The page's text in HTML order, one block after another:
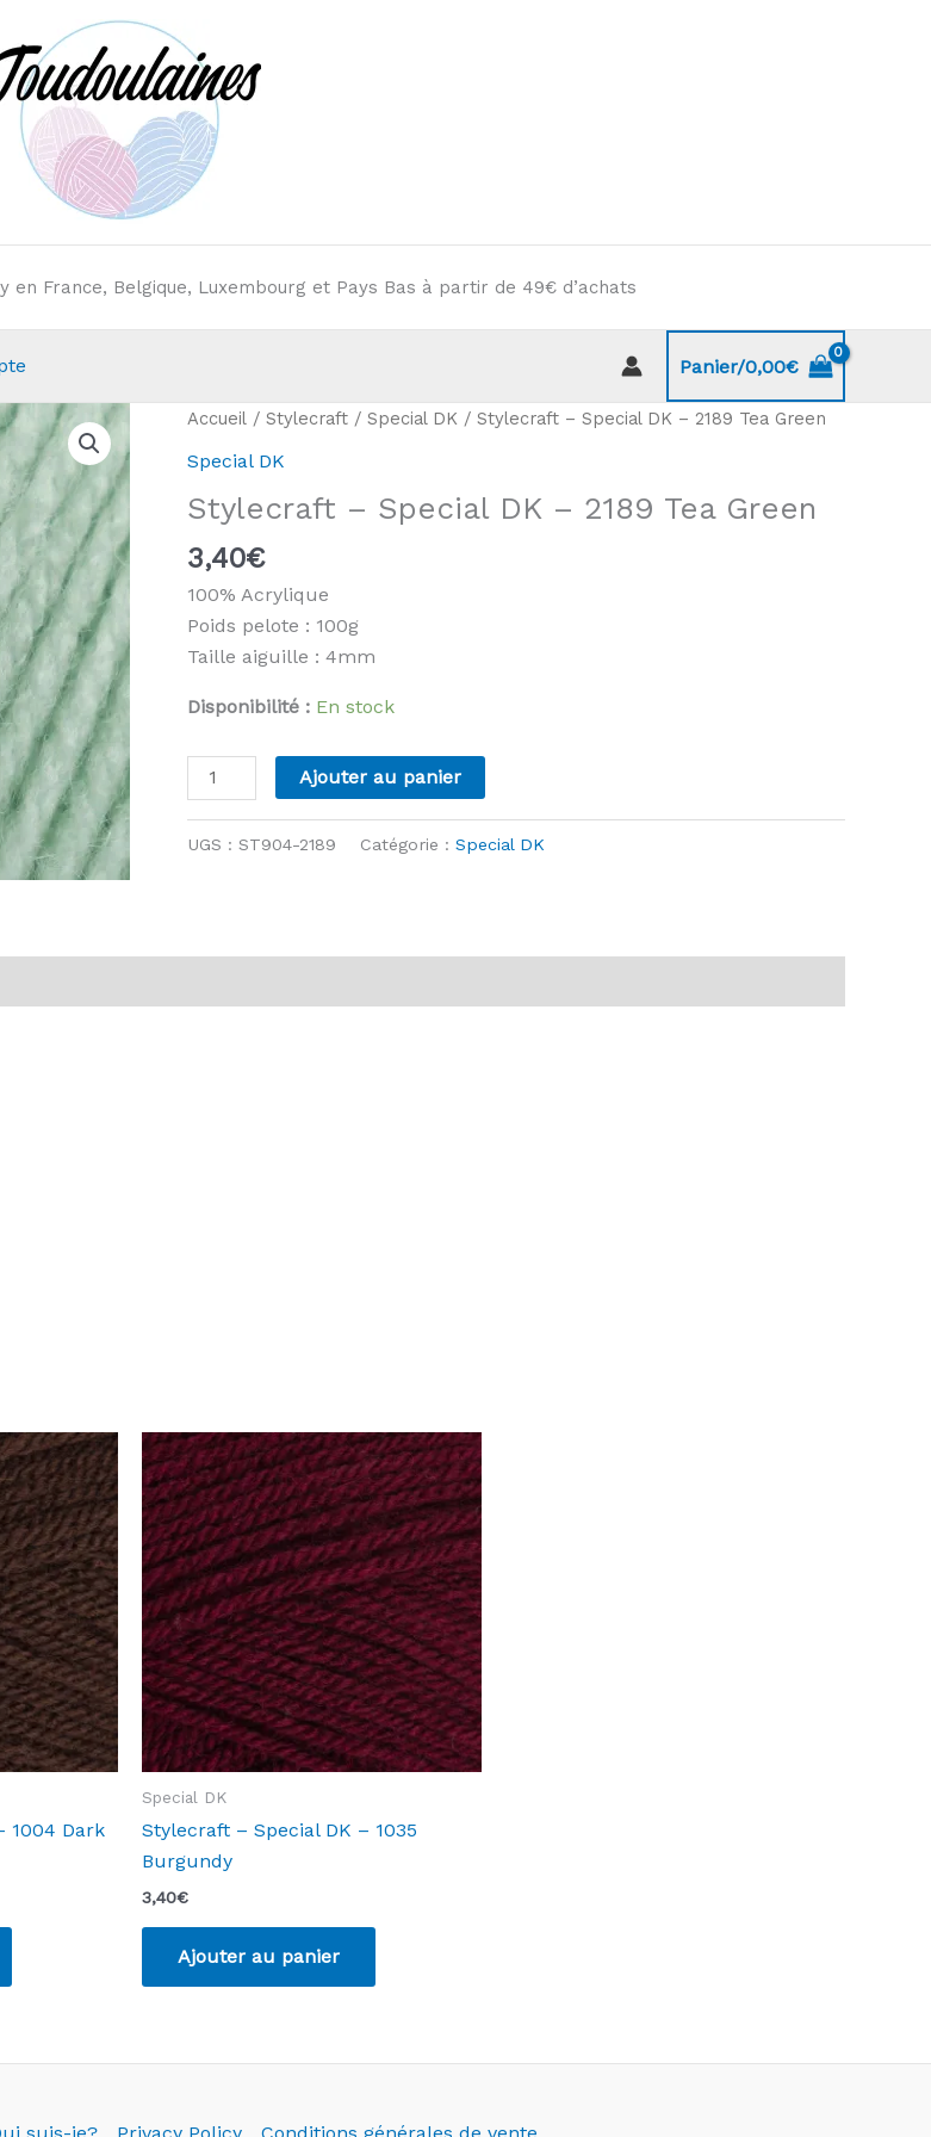
France, Belgique, Luxembourg et Pays Bas à partir de 49€ d’achats
Panier/0,00€
Accueil / Stylecraft / Special DK / Stylecraft – Special DK – 2189 Tea Green
Special DK
Stylecraft – Special DK – 2189 Tea Green
3,40€
100% Acrylique
Poids pelote : 100g
Taille aiguille : 4mm
Disponibilité : En stock
quantité
de
-
Ajouter au panier
UGS : ST904-2189 Catégorie : Special DK
1004 Dark
Special DK
Stylecraft – Special DK – 1035
Burgundy
3,40€
Ajouter au panier
suis-je? Privacy Policy Conditions générales de vente